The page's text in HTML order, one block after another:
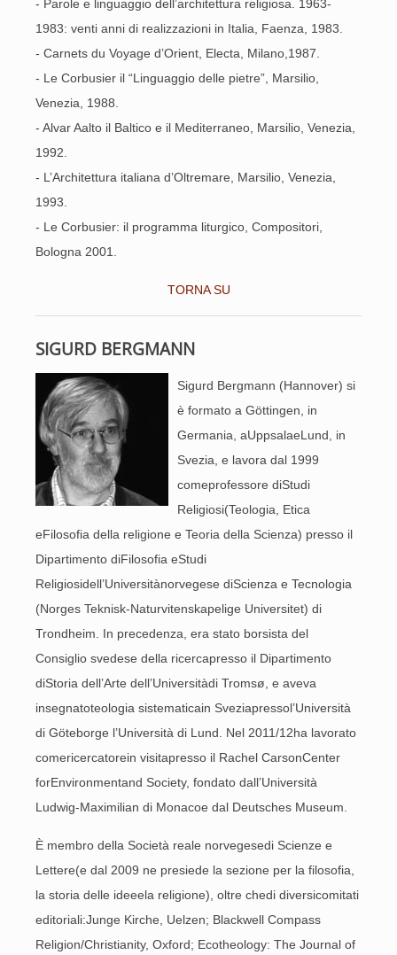
- Parole e linguaggio dell’architettura religiosa. 1963-
1983: venti anni di realizzazioni in Italia, Faenza, 1983.
- Carnets du Voyage d’Orient, Electa, Milano,1987.
- Le Corbusier il “Linguaggio delle pietre”, Marsilio,
Venezia, 1988.
- Alvar Aalto il Baltico e il Mediterraneo, Marsilio, Venezia,
1992.
- L’Architettura italiana d’Oltremare, Marsilio, Venezia,
1993.
- Le Corbusier: il programma liturgico, Compositori,
Bologna 2001.
TORNA SU
SIGURD BERGMANN
Sigurd Bergmann (Hannover) si
è formato a Göttingen, in
Germania, aUppsalaeLund, in
Svezia, e lavora dal 1999
comeprofessore diStudi
Religiosi(Teologia, Etica
eFilosofia della religione e Teoria della Scienza) presso il
Dipartimento diFilosofia eStudi
Religiosidell’Universitànorvegese diScienza e Tecnologia
(Norges Teknisk-Naturvitenskapelige Universitet) di
Trondheim. In precedenza, era stato borsista del
Consiglio svedese della ricercapresso il Dipartimento
diStoria dell’Arte dell’Universitàdi Tromsø, e aveva
insegnatoteologia sistematicain Sveziapressol’Università
di Göteborge l’Università di Lund. Nel 2011/12ha lavorato
comericercatorein visitapresso il Rachel CarsonCenter
forEnvironmentand Society, fondato dall’Università
Ludwig-Maximilian di Monacoe dal Deutsches Museum.
È membro della Società reale norvegesedi Scienze e
Lettere(e dal 2009 ne presiede la sezione per la filosofia,
la storia delle ideeela religione), oltre chedi diversicomitati
editoriali:Junge Kirche, Uelzen; Blackwell Compass
Religion/Christianity, Oxford; Ecotheology: The Journal of